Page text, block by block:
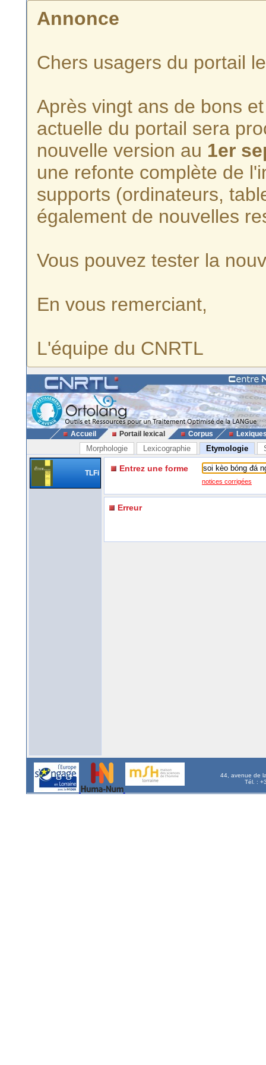
Annonce
Chers usagers du portail
Après vingt ans de bons
actuelle du portail sera
nouvelle version au 1er
une refonte complète de
supports (ordinateurs,
également de nouvelles
Vous pouvez tester la
En vous remerciant,
L'équipe du CNRTL
Accueil Portail lexical Corpus
Morphologie Lexicographie Etymologie
TLFi Entrez une forme
notices corrigées
Erreur
44, avenue de
Tél. :